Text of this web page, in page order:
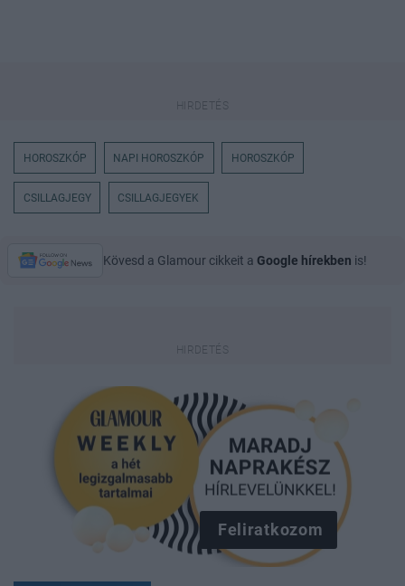
HOROSZKÓP NAPI HOROSZKÓP HOROSZKÓP
CSILLAGJEGY CSILLAGJEGYEK
Kövesd a Glamour cikkeit a Google hírekben is!
Feliratkozom